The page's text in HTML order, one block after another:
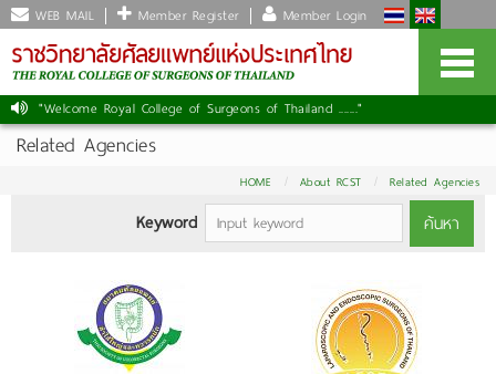
WEB MAIL Member Register Member Login
"Welcome Royal College of Surgeons of Thailand ......."
Related Agencies
HOME About RCST Related Agencies
Keyword ค้นหา